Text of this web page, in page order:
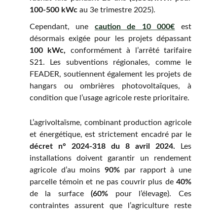
100-500 kWc au 3e trimestre 2025).
Cependant, une caution de 10 000€ est
désormais exigée pour les projets dépassant
100 kWc, conformément à l’arrêté tarifaire
S21. Les subventions régionales, comme le
FEADER, soutiennent également les projets de
hangars ou ombrières photovoltaïques, à
condition que l’usage agricole reste prioritaire.
L’agrivoltaïsme, combinant production agricole
et énergétique, est strictement encadré par le
décret n° 2024-318 du 8 avril 2024. Les
installations doivent garantir un rendement
agricole d’au moins90% par rapport à une
parcelle témoin et ne pas couvrir plus de 40%
de la surface(60% pour l’élevage). Ces
contraintes assurent que l’agriculture reste